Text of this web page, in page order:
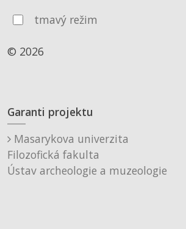
tmavý režim
© 2026
Garanti projektu
Masarykova univerzita
Filozofická fakulta
Ústav archeologie a muzeologie